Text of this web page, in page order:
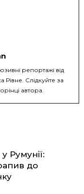
репортажі від
Слідкуйте за
автора.
Румунії:
до